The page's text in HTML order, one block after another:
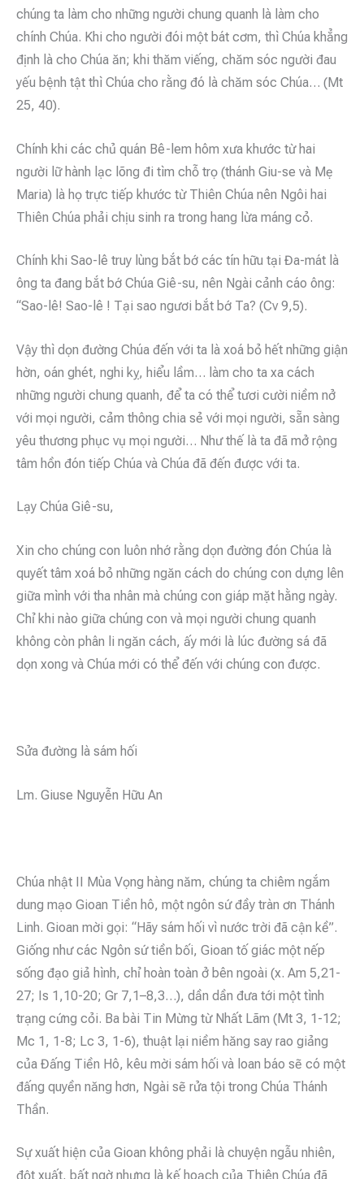
chúng ta làm cho những người chung quanh là làm cho
chính Chúa. Khi cho người đói một bát cơm, thì Chúa khẳng
định là cho Chúa ăn; khi thăm viếng, chăm sóc người đau
yếu bệnh tật thì Chúa cho rằng đó là chăm sóc Chúa… (Mt
25, 40).
Chính khi các chủ quán Bê-lem hôm xưa khước từ hai
người lữ hành lạc lõng đi tìm chỗ trọ (thánh Giu-se và Mẹ
Maria) là họ trực tiếp khước từ Thiên Chúa nên Ngôi hai
Thiên Chúa phải chịu sinh ra trong hang lừa máng cỏ.
Chính khi Sao-lê truy lùng bắt bớ các tín hữu tại Đa-mát là
ông ta đang bắt bớ Chúa Giê-su, nên Ngài cảnh cáo ông:
“Sao-lê! Sao-lê ! Tại sao ngươi bắt bớ Ta? (Cv 9,5).
Vậy thì dọn đường Chúa đến với ta là xoá bỏ hết những giận
hờn, oán ghét, nghi kỵ, hiểu lầm… làm cho ta xa cách
những người chung quanh, để ta có thể tươi cười niềm nở
với mọi người, cảm thông chia sẻ với mọi người, sẵn sàng
yêu thương phục vụ mọi người… Như thế là ta đã mở rộng
tâm hồn đón tiếp Chúa và Chúa đã đến được với ta.
Lạy Chúa Giê-su,
Xin cho chúng con luôn nhớ rằng dọn đường đón Chúa là
quyết tâm xoá bỏ những ngăn cách do chúng con dựng lên
giữa mình với tha nhân mà chúng con giáp mặt hằng ngày.
Chỉ khi nào giữa chúng con và mọi người chung quanh
không còn phân li ngăn cách, ấy mới là lúc đường sá đã
dọn xong và Chúa mới có thể đến với chúng con được.
Sửa đường là sám hối
Lm. Giuse Nguyễn Hữu An
Chúa nhật II Mùa Vọng hàng năm, chúng ta chiêm ngắm
dung mạo Gioan Tiền hô, một ngôn sứ đầy tràn ơn Thánh
Linh. Gioan mời gọi: “Hãy sám hối vì nước trời đã cận kề”.
Giống như các Ngôn sứ tiền bối, Gioan tố giác một nếp
sống đạo giả hình, chỉ hoàn toàn ở bên ngoài (x. Am 5,21-
27; Is 1,10-20; Gr 7,1–8,3…), dần dần đưa tới một tình
trạng cứng cỏi. Ba bài Tin Mừng từ Nhất Lãm (Mt 3, 1-12;
Mc 1, 1-8; Lc 3, 1-6), thuật lại niềm hăng say rao giảng
của Đấng Tiền Hô, kêu mời sám hối và loan báo sẽ có một
đấng quyền năng hơn, Ngài sẽ rửa tội trong Chúa Thánh
Thần.
Sự xuất hiện của Gioan không phải là chuyện ngẫu nhiên,
đột xuất, bất ngờ nhưng là kế hoạch của Thiên Chúa đã